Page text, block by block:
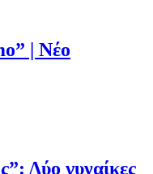
| Νέο
Δύο γυναίκες